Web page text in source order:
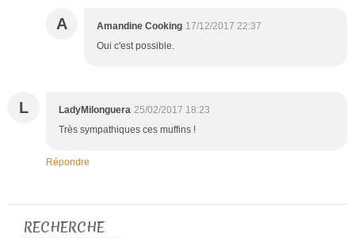
A Amandine Cooking 17/12/2017 22:37
Oui c'est possible.
L LadyMilonguera 25/02/2017 18:23
Très sympathiques ces muffins !
Répondre
RECHERCHE